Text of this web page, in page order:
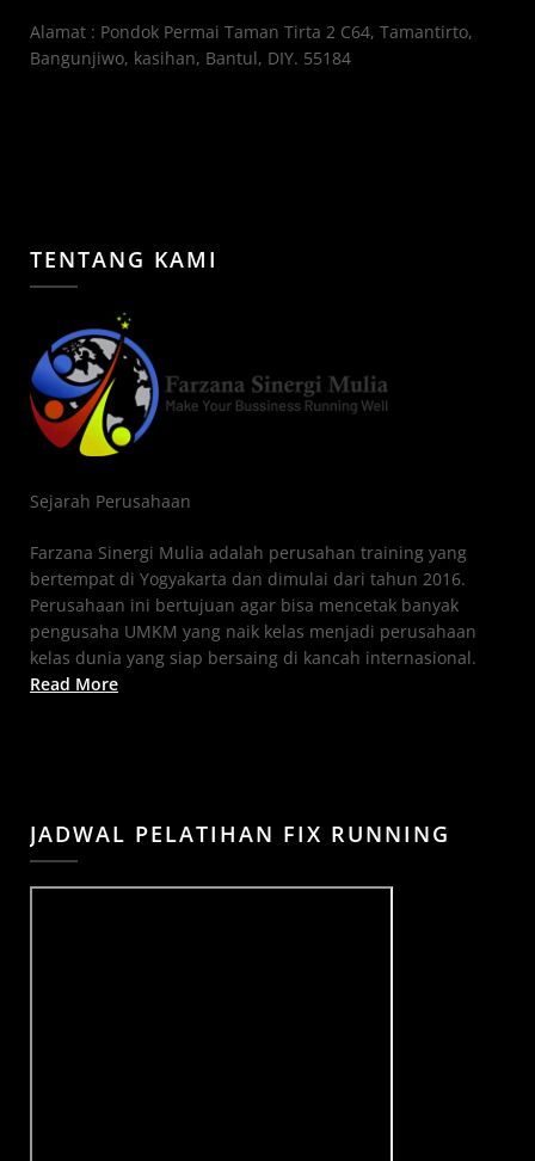
Alamat : Pondok Permai Taman Tirta 2 C64, Tamantirto,
Bangunjiwo, kasihan, Bantul, DIY. 55184
TENTANG KAMI
Sejarah Perusahaan
Farzana Sinergi Mulia adalah perusahan training yang
bertempat di Yogyakarta dan dimulai dari tahun 2016.
Perusahaan ini bertujuan agar bisa mencetak banyak
pengusaha UMKM yang naik kelas menjadi perusahaan
kelas dunia yang siap bersaing di kancah internasional.
Read More
JADWAL PELATIHAN FIX RUNNING